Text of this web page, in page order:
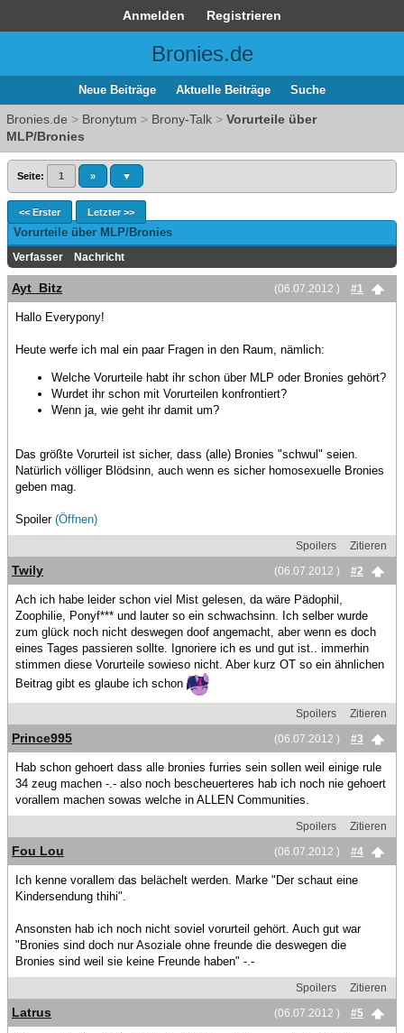
Anmelden Registrieren
Bronies.de
Neue Beiträge Aktuelle Beiträge Suche
Bronies.de > Bronytum > Brony-Talk > Vorurteile über
MLP/Bronies
Seite: 1 » ▼
<< Erster Letzter >>
Vorurteile über MLP/Bronies
Verfasser Nachricht
(06.07.2012 ) #1
Ayt_Bitz
Hallo Everypony!
Heute werfe ich mal ein paar Fragen in den Raum, nämlich:
Welche Vorurteile habt ihr schon über MLP oder Bronies gehört?
Wurdet ihr schon mit Vorurteilen konfrontiert?
Wenn ja, wie geht ihr damit um?
Das größte Vorurteil ist sicher, dass (alle) Bronies "schwul" seien.
Natürlich völliger Blödsinn, auch wenn es sicher homosexuelle Bronies
geben mag.
Spoiler (Öffnen)
Spoilers
Zitieren
(06.07.2012 )
#2
Twily
Ach ich habe leider schon viel Mist gelesen, da wäre Pädophil,
Zoophilie, Ponyf*** und lauter so ein schwachsinn. Ich selber wurde
zum glück noch nicht deswegen doof angemacht, aber wenn es doch
eines Tages passieren sollte. Ignoriere ich es und gut ist.. immerhin
stimmen diese Vorurteile sowieso nicht. Aber kurz OT so ein ähnlichen
Beitrag gibt es glaube ich schon
Spoilers
Zitieren
(06.07.2012 )
#3
Prince995
Hab schon gehoert dass alle bronies furries sein sollen weil einige rule
34 zeug machen -.- also noch bescheuerteres hab ich noch nie gehoert
vorallem machen sowas welche in ALLEN Communities.
Spoilers
Zitieren
(06.07.2012 )
#4
Fou Lou
Ich kenne vorallem das belächelt werden. Marke "Der schaut eine
Kindersendung thihi".
Ansonsten hab ich noch nicht soviel vorurteil gehört. Auch gut war
"Bronies sind doch nur Asoziale ohne freunde die deswegen die
Bronies sind weil sie keine Freunde haben" -.-
Spoilers
Zitieren
(06.07.2012 )
#5
Latrus